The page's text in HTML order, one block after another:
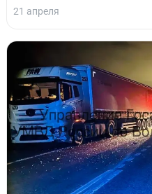
21 апреля